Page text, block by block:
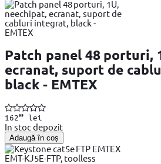
Patch panel 48 porturi,
ecranat, suport de
black - EMTEX
16299lei
In stoc depozit
Adaugă în coș